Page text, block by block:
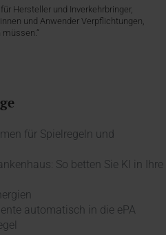
Hersteller und Inverkehrbringer,
und Anwender Verpflichtungen,
für Spielregeln und
So betten Sie KI in Ihre
automatisch in die ePA